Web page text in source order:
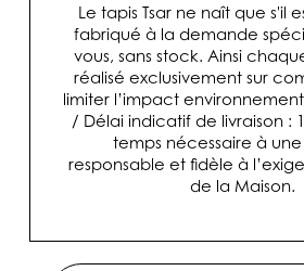
Le tapis Tsar ne naît que s'il
fabriqué à la demande
vous, sans stock. Ainsi
réalisé exclusivement sur
limiter l’impact
/ Délai indicatif de livraison :
temps nécessaire à
responsable et fidèle à
de la Maison.